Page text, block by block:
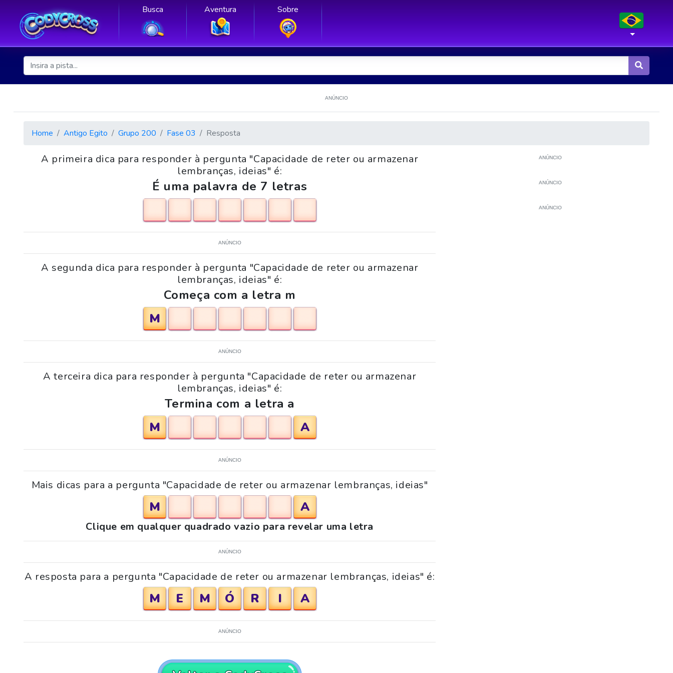
Busca Aventura Sobre
ANÚNCIO
Home Antigo Egito Grupo 200 Fase 03 Resposta
A primeira dica para responder à pergunta "Capacidade de reter ou armazenar
lembranças, ideias" é:
É uma palavra de 7 letras
ANÚNCIO
A segunda dica para responder à pergunta "Capacidade de reter ou armazenar
lembranças, ideias" é:
Começa com a letra m
M
ANÚNCIO
A terceira dica para responder à pergunta "Capacidade de reter ou armazenar
lembranças, ideias" é:
Termina com a letra a
M
A
ANÚNCIO
Mais dicas para a pergunta "Capacidade de reter ou armazenar lembranças, ideias"
M A
Clique em qualquer quadrado vazio para revelar uma letra
ANÚNCIO
A resposta para a pergunta "Capacidade de reter ou armazenar lembranças, ideias" é:
M E M Ó R I A
ANÚNCIO
ANÚNCIO
ANÚNCIO
ANÚNCIO